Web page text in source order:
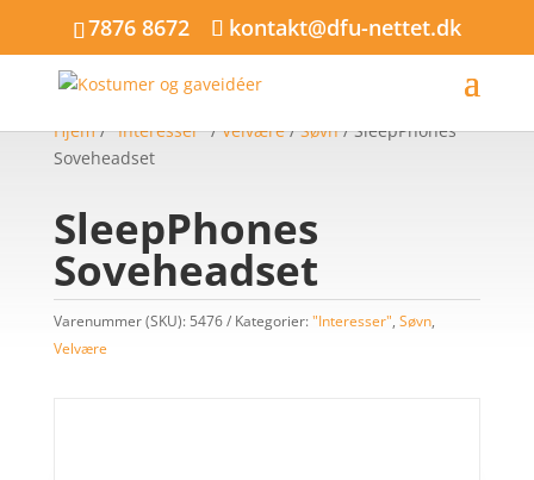
7876 8672 kontakt@dfu-nettet.dk
Hjem/"Interesser"/Velvære/Søvn/ SleepPhones
Soveheadset
SleepPhones
Soveheadset
Varenummer (SKU): 5476 Kategorier:"Interesser", Søvn,
Velvære